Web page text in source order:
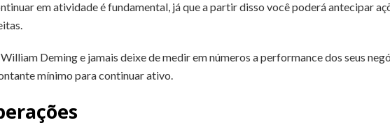
em atividade é fundamental, já que a partir disso você poderá antecipar
Deming e jamais deixe de medir em números a performance dos seus
mínimo para continuar ativo.